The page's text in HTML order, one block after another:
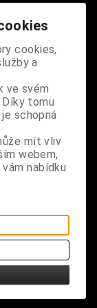
cookies,
a
ve svém
tomu
schopná
mít vliv
webem,
nabídku